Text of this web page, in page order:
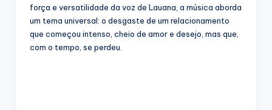
força e versatilidade da voz de Lauana, a música aborda
um tema universal: o desgaste de um relacionamento
que começou intenso, cheio de amor e desejo, mas que,
com o tempo, se perdeu.